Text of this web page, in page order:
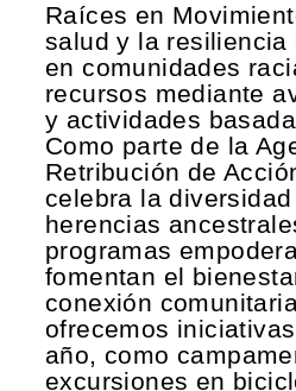
Raíces en
salud y la resiliencia
en comunidades
recursos mediante
y actividades
Como parte de la
Retribución de
celebra la
herencias
programas
fomentan el
conexión
ofrecemos
año, como
excursiones en